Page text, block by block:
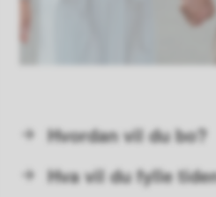
Hvordan vil du bo?
Hva vil du fylle